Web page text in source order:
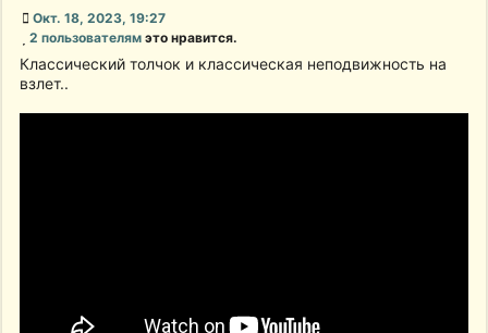
Окт. 18, 2023, 19:27
2 пользователям это нравится.
Классический толчок и классическая неподвижность на
взлет..